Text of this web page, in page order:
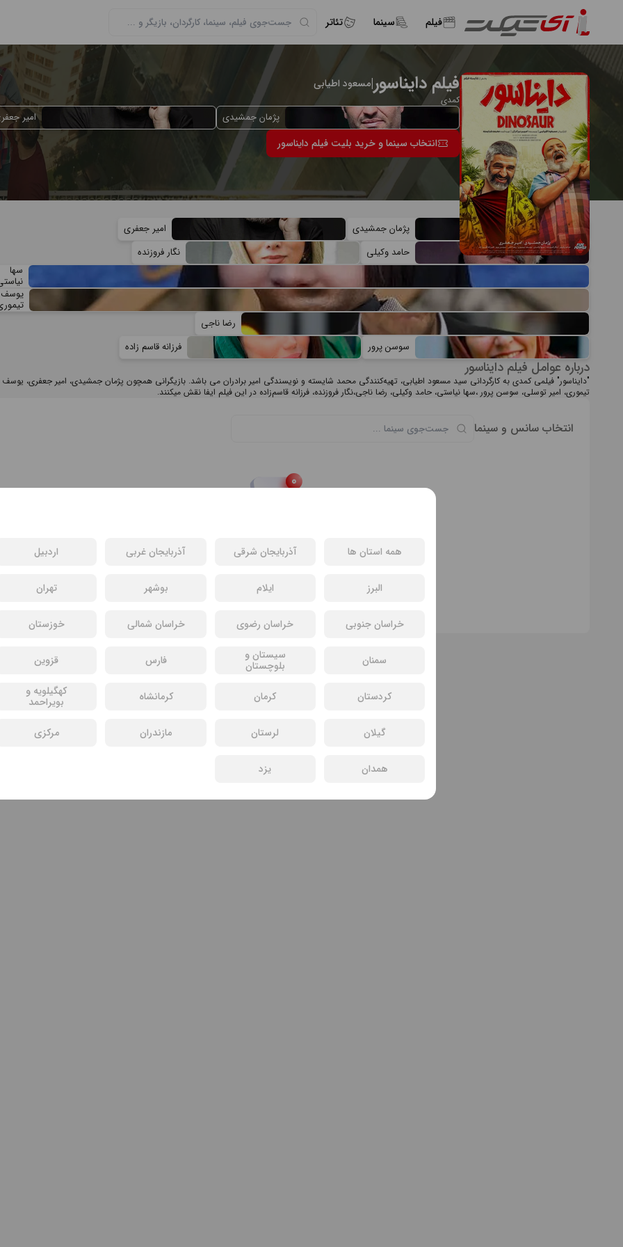
فیلم سینما تئاتر
همه استان ها آذربایجان شرقی آذربایجان غربی اردبیل
البرز ایلام بوشهر تهران
خراسان جنوبی
خراسان رضوی خراسان شمالی خوزستان
سمنان سیستان و
بلوچستان فارس قزوین
کردستان کرمان کرمانشاه کهگیلویه و
بویراحمد
گیلان لرستان مازندران مرکزی
همدان یزد
فیلم دایناسور|مسعود اطیابی
کمدی
پژمان جمشیدی امیر
انتخاب سینما و خرید بلیت فیلم دایناسور
بازیگران فیلم دایناسور
پژمان جمشیدی
امیر جعفری
حامد وکیلی
نگار فروزنده
سها
یوسف
رضا ناجی
سوسن پرور
فرزانه قاسم زاده
درباره عوامل فیلم دایناسور
"دایناسور" فیلمی کمدی به کارگردانی سید مسعود اطیابی، تهیه‌کنندگی محمد شایسته و نویسندگی امیر برادران می باشد. بازیگرانی همچون پژمان جمشیدی، امیر جعفری، یوسف
تیموری، امیر توسلی، سوسن پرور ،سها نیاستی، حامد وکیلی، رضا ناجی،نگار فروزنده، فرزانه قاسم‌زاده در این فیلم ایفا نقش میکنند.
انتخاب سانس و سینما